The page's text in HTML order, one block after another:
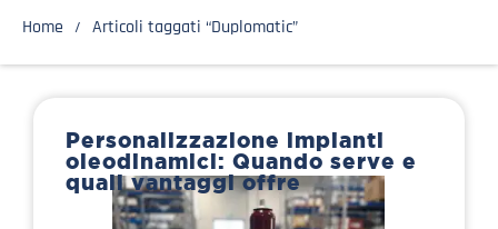
Home Articoli taggati “Duplomatic”
Personalizzazione impianti
oleodinamici: Quando serve e
quali vantaggi offre